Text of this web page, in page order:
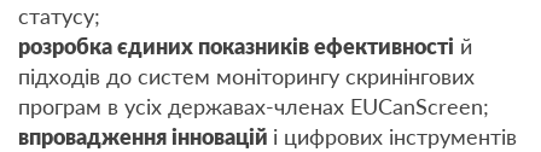
статусу;
розробка єдиних показників ефективності й
підходів до систем моніторингу скринінгових
програм в усіх державах-членах EUCanScreen;
впровадження інновацій і цифрових інструментів